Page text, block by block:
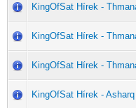
KingOfSat Hírek -
KingOfSat Hírek -
KingOfSat Hírek -
KingOfSat Hírek -